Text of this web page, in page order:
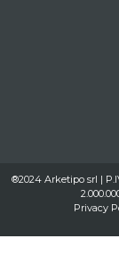
®2024 Arketipo srl |
Privacy